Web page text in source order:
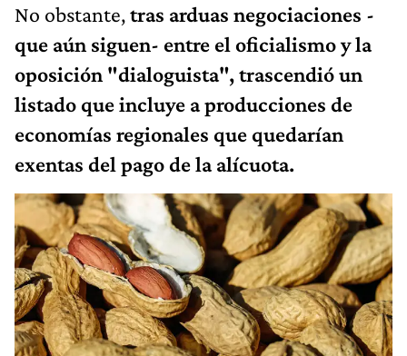
No obstante,tras arduas negociaciones -
que aún siguen- entre el oficialismo y la
oposición "dialoguista", trascendió un
listado que incluye a producciones de
economías regionales que quedarían
exentas del pago de la alícuota.